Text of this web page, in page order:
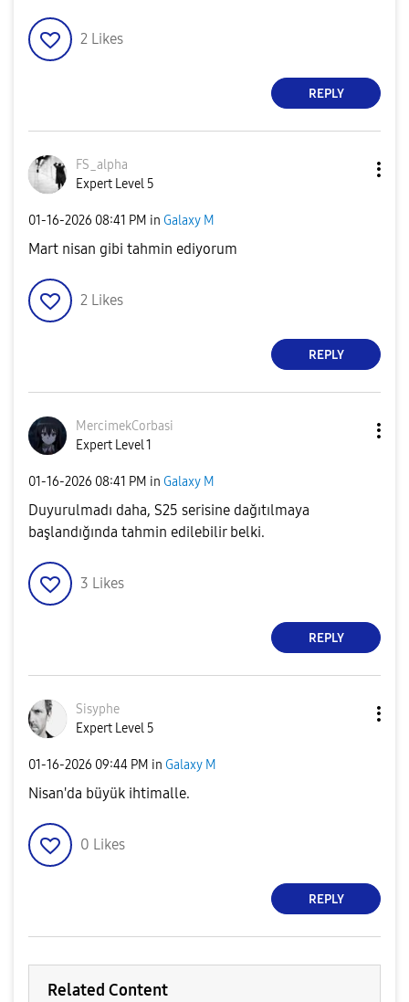
2 Likes
REPLY
FS_alpha
Expert Level 5
‎01-16-2026 08:41 PM in Galaxy M
Mart nisan gibi tahmin ediyorum
2 Likes
REPLY
MercimekCorbasi
Expert Level 1
‎01-16-2026 08:41 PM in Galaxy M
Duyurulmadı daha, S25 serisine dağıtılmaya
başlandığında tahmin edilebilir belki.
3 Likes
REPLY
Sisyphe
Expert Level 5
‎01-16-2026 09:44 PM in Galaxy M
Nisan'da büyük ihtimalle.
0 Likes
REPLY
Related Content